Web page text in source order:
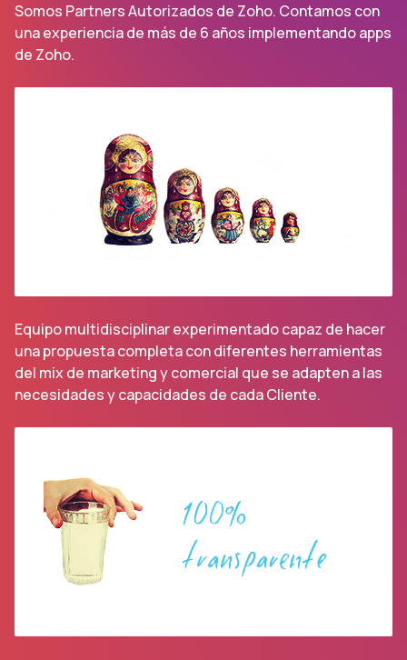
Somos Partners Autorizados de Zoho. Contamos con
una experiencia de más de 6 años implementando apps
de Zoho.
Equipo multidisciplinar experimentado capaz de hacer
una propuesta completa con diferentes herramientas
del mix de marketing y comercial que se adapten a las
necesidades y capacidades de cada Cliente.